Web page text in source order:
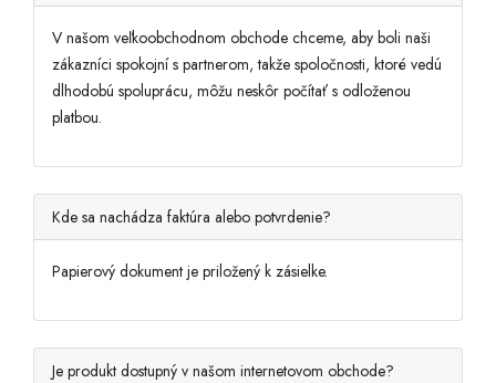
V našom veľkoobchodnom obchode chceme, aby boli naši
zákazníci spokojní s partnerom, takže spoločnosti, ktoré vedú
dlhodobú spoluprácu, môžu neskôr počítať s odloženou
platbou.
Kde sa nachádza faktúra alebo potvrdenie?
Papierový dokument je priložený k zásielke.
Je produkt dostupný v našom internetovom obchode?